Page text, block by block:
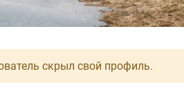
скрыл свой профиль.